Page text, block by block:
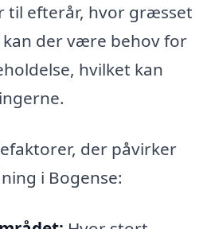
til efterår, hvor græsset
der være behov for
hvilket kan
der påvirker
i Bogense: